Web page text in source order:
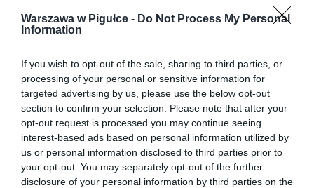
Warszawa w Pigułce - Do Not Process My Personal
Information
If you wish to opt-out of the sale, sharing to third parties, or
processing of your personal or sensitive information for
targeted advertising by us, please use the below opt-out
section to confirm your selection. Please note that after your
opt-out request is processed you may continue seeing
interest-based ads based on personal information utilized by
us or personal information disclosed to third parties prior to
your opt-out. You may separately opt-out of the further
disclosure of your personal information by third parties on the